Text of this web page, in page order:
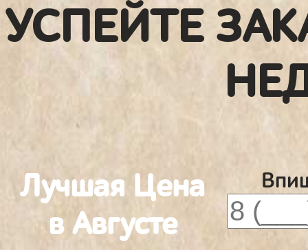
УСПЕЙТЕ
Лучшая Цена
в Августе